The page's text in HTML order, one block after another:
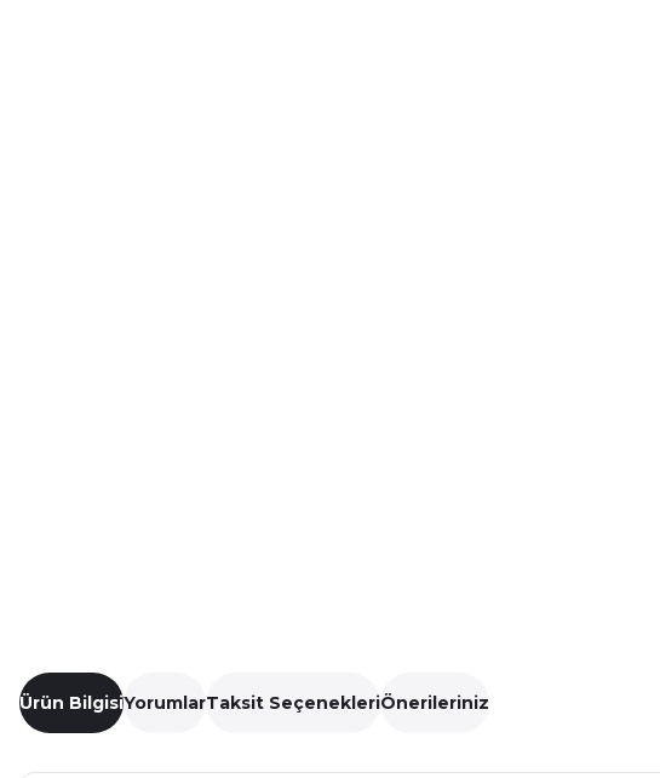
Ürün BilgisiYorumlarTaksit SeçenekleriÖnerileriniz